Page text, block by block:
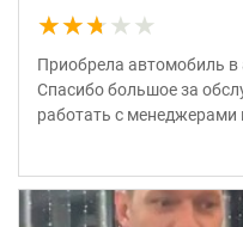
★★★★★
★★★★★
Приобрела автомобиль в
Спасибо большое за
работать с